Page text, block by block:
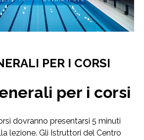
PER I CORSI
per i corsi
dovranno presentarsi 5 minuti
lezione. Gli Istruttori del Centro